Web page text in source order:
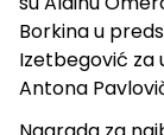
Borkina u
Izetbegović za
Antona